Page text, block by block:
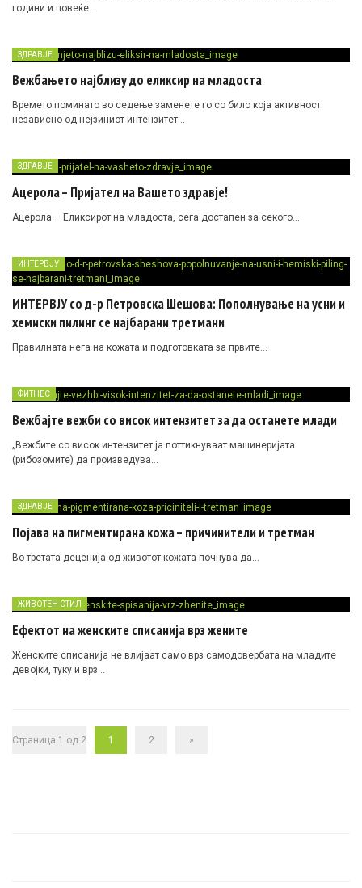
години и повеќе…
ЗДРАВЈЕ
Вежбањето најблизу до еликсир на младоста
Времето поминато во седење заменете го со било која активност
независно од нејзиниот интензитет…
ЗДРАВЈЕ
Ацерола – Пријател на Вашето здравје!
Ацерола – Еликсирот на младоста, сега достапен за секого…
ИНТЕРВЈУ
ИНТЕРВЈУ со д-р Петровска Шешова: Пополнување на усни и
хемиски пилинг се најбарани третмани
Правилната нега на кожата и подготовката за првите…
ФИТНЕС
Вежбајте вежби со висок интензитет за да останете млади
„Вежбите со висок интензитет ја поттикнуваат машинеријата
(рибозомите) да произведува…
ЗДРАВЈЕ
Појава на пигментирана кожа – причинители и третман
Во третата деценија од животот кожата почнува да…
ЖИВОТЕН СТИЛ
Ефектот на женските списанија врз жените
Женските списанија не влијаат само врз самодовербата на младите
девојки, туку и врз…
Страница 1 од 2 1 2 »